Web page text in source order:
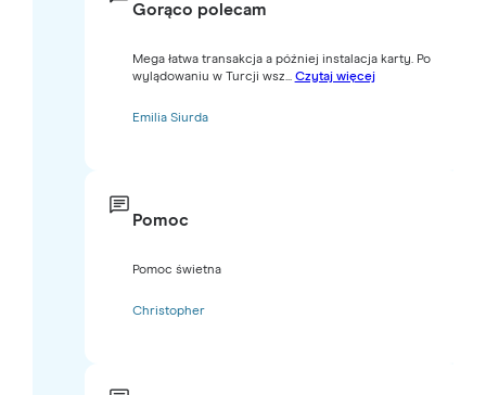
Gorąco polecam
Mega łatwa transakcja a później instalacja karty. Po
wylądowaniu w Turcji wsz... Czytaj więcej
Emilia Siurda
Pomoc
Pomoc świetna
Christopher